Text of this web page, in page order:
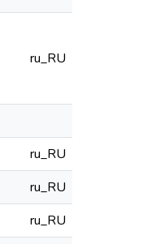
ru_RU
ru_RU
ru_RU
ru_RU